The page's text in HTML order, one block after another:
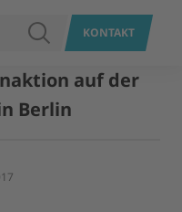
SUCHENKONTAKT
auf der
Berlin